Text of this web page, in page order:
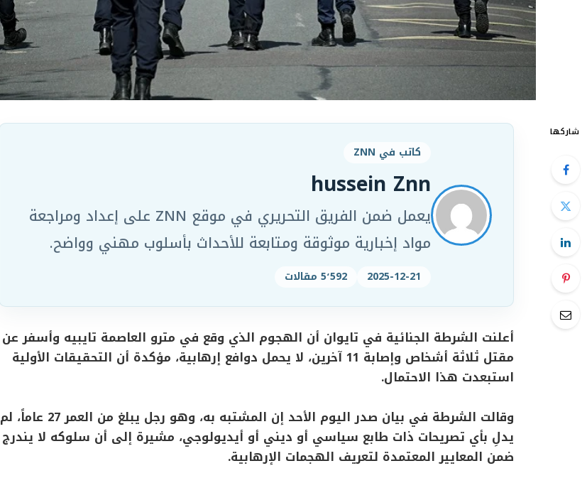
شاركها
كاتب في ZNN
hussein Znn
يعمل ضمن الفريق التحريري في موقع ZNN على إعداد ومراجعة
مواد إخبارية موثوقة ومتابعة للأحداث بأسلوب مهني وواضح.
2025-12-21 5٬592 مقالات
أعلنت الشرطة الجنائية في تايوان أن الهجوم الذي وقع في مترو العاصمة تايبيه وأسفر عن
مقتل ثلاثة أشخاص وإصابة 11 آخرين، لا يحمل دوافع إرهابية، مؤكدة أن التحقيقات الأولية
استبعدت هذا الاحتمال.
وقالت الشرطة في بيان صدر اليوم الأحد إن المشتبه به، وهو رجل يبلغ من العمر 27 عاماً، لم
يدلِ بأي تصريحات ذات طابع سياسي أو ديني أو أيديولوجي، مشيرة إلى أن سلوكه لا يندرج
ضمن المعايير المعتمدة لتعريف الهجمات الإرهابية.